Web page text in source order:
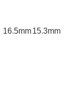
16.5mm15.3mm